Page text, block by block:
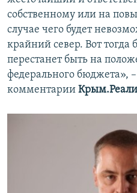
собственному или на
случае чего будет
крайний север. Вот тогда
перестанет быть на
федерального бюджета», –
комментарии